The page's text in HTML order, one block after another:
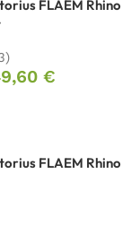
FLAEM Rhino
€
FLAEM Rhino